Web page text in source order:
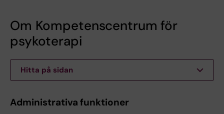
Om Kompetenscentrum för
psykoterapi
Hitta på sidan
Administrativa funktioner